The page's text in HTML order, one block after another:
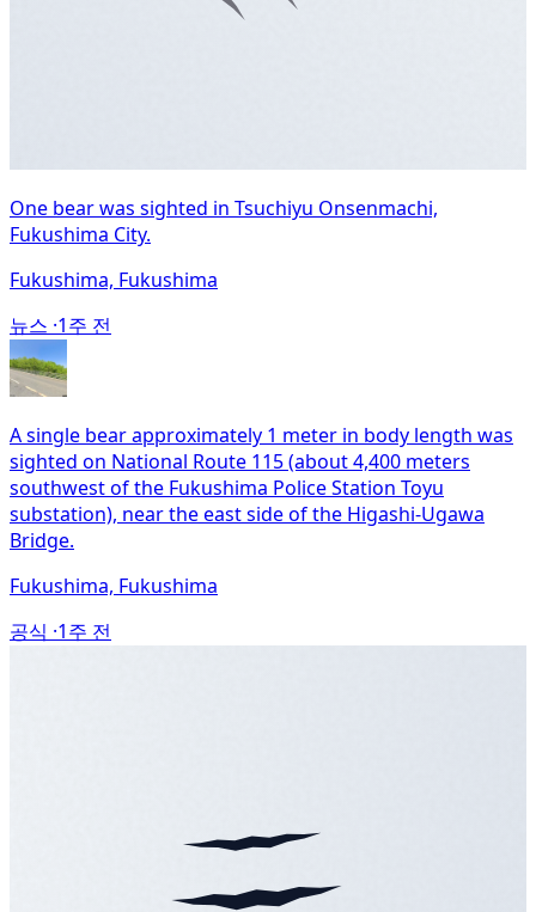
One bear was sighted in Tsuchiyu Onsenmachi,
Fukushima City.
Fukushima, Fukushima
뉴스 ·1주 전
A single bear approximately 1 meter in body length was
sighted on National Route 115 (about 4,400 meters
southwest of the Fukushima Police Station Toyu
substation), near the east side of the Higashi-Ugawa
Bridge.
Fukushima, Fukushima
공식 ·1주 전